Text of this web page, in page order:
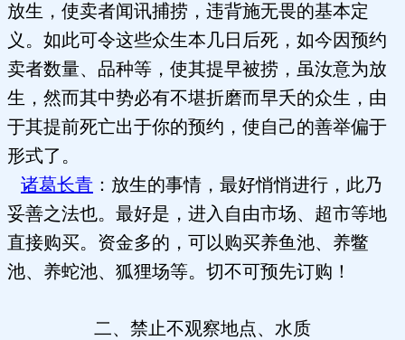
放生，使卖者闻讯捕捞，违背施无畏的基本定
义。如此可令这些众生本几日后死，如今因预约
卖者数量、品种等，使其提早被捞，虽汝意为放
生，然而其中势必有不堪折磨而早夭的众生，由
于其提前死亡出于你的预约，使自己的善举偏于
形式了。
诸葛长青 ：放生的事情，最好悄悄进行，此乃
妥善之法也。最好是，进入自由市场、超市等地
直接购买。资金多的，可以购买养鱼池、养鳖
池、养蛇池、狐狸场等。切不可预先订购！
二、禁止不观察地点、水质